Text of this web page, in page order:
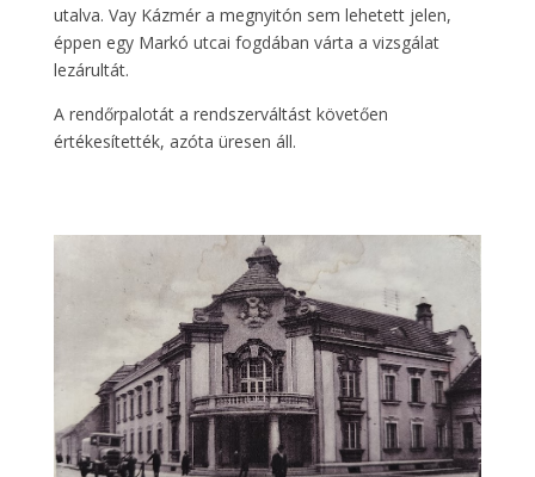
utalva. Vay Kázmér a megnyitón sem lehetett jelen,
éppen egy Markó utcai fogdában várta a vizsgálat
lezárultát.
A rendőrpalotát a rendszerváltást követően
értékesítették, azóta üresen áll.